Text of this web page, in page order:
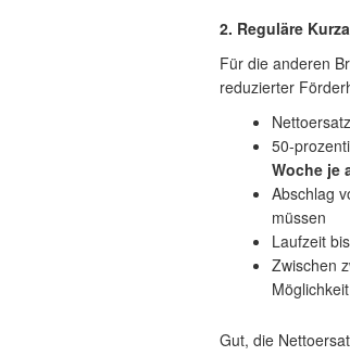
2. Reguläre
Für die anderen
reduzierter
50-
Woche je
Abschlag
müssen
Laufzeit
Zwischen
Gut, die